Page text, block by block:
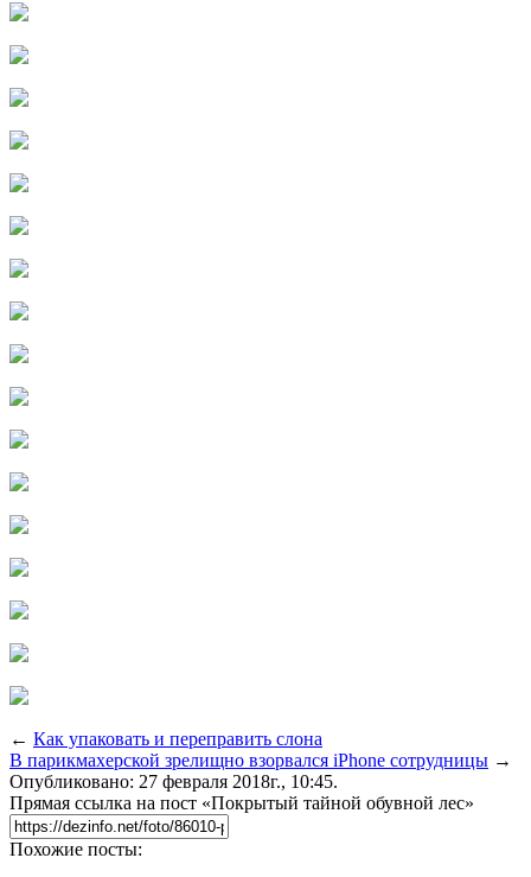
← Как упаковать и переправить слона
В парикмахерской зрелищно взорвался iPhone сотрудницы →
Опубликовано: 27 февраля 2018г., 10:45.
Прямая ссылка на пост «Покрытый тайной обувной лес»
Похожие посты: